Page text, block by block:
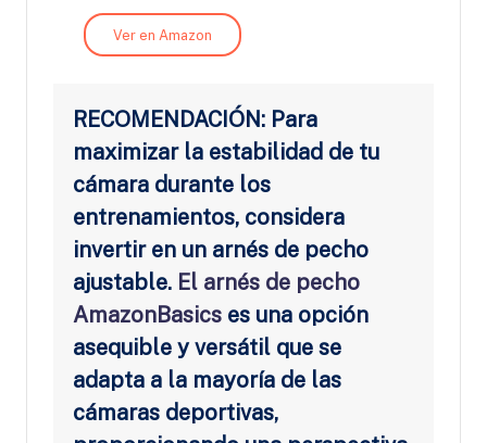
Ver en Amazon
RECOMENDACIÓN: Para
maximizar la estabilidad de tu
cámara durante los
entrenamientos, considera
invertir en un arnés de pecho
ajustable. El arnés de pecho
AmazonBasics es una opción
asequible y versátil que se
adapta a la mayoría de las
cámaras deportivas,